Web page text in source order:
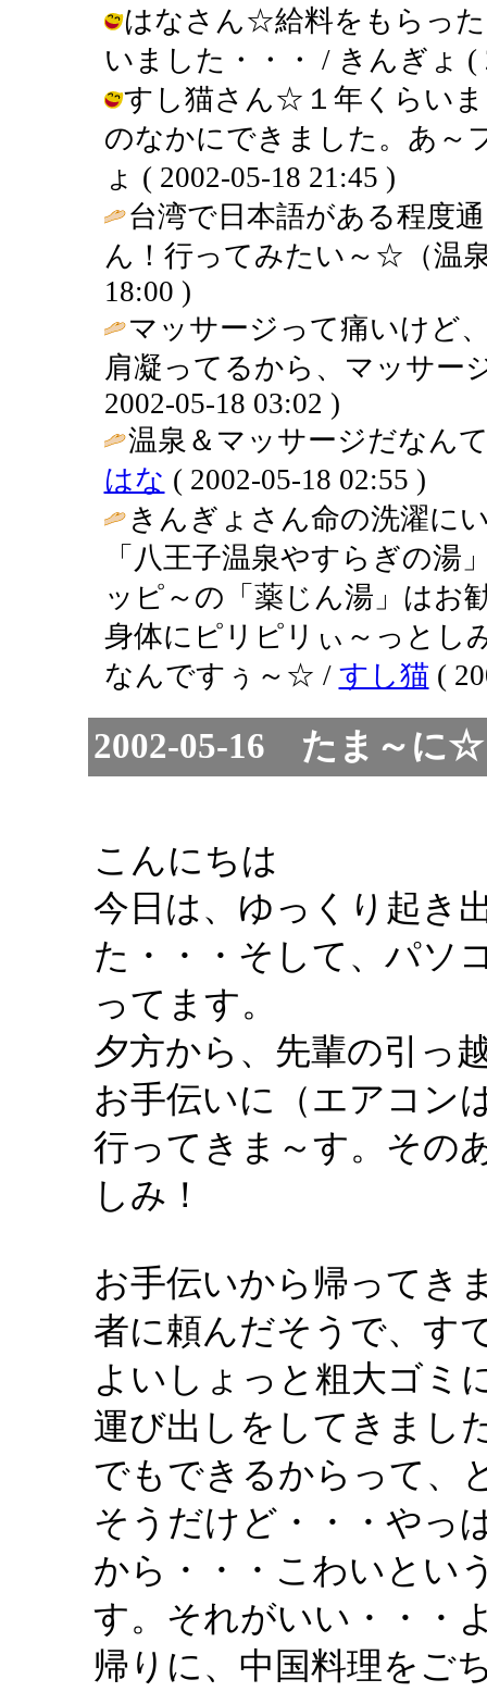
はなさん☆給料をもらっ
いました・・・ / きんぎょ (
すし猫さん☆１年くらい
のなかにできました。あ～
ょ ( 2002-05-18 21:45 )
台湾で日本語がある程度
ん！行ってみたい～☆（
18:00 )
マッサージって痛いけど
肩凝ってるから、マッサー
2002-05-18 03:02 )
温泉＆マッサージだなん
はな ( 2002-05-18 02:55 )
きんぎょさん命の洗濯に
「八王子温泉やすらぎの
ッピ～の「薬じん湯」はお
身体にピリピリぃ～っとし
なんですぅ～☆ / すし猫 (
2002-05-16 たま～
こんにちは
今日は、ゆっくり起き
た・・・そして、パソ
ってます。
夕方から、先輩の引っ
お手伝いに（エアコン
行ってきま～す。その
しみ！
お手伝いから帰ってき
者に頼んだそうで、す
よいしょっと粗大ゴミ
運び出しをしてきまし
でもできるからって、
そうだけど・・・やっ
から・・・こわいとい
す。それがいい・・・
帰りに、中国料理をご